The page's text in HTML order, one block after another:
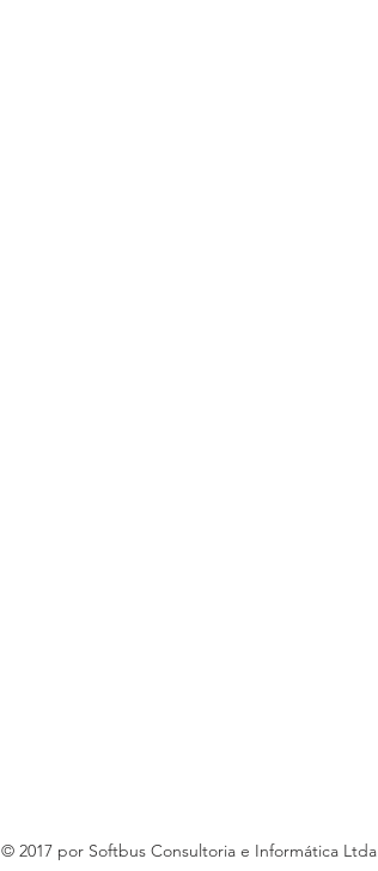
© 2017 por Softbus Consultoria e Informática Ltda